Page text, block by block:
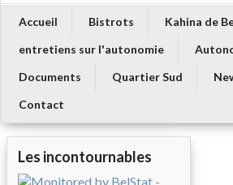
Accueil Bistrots
Kahina de
entretiens sur l'autonomie
Documents
Quartier Sud
Contact
Les incontournables